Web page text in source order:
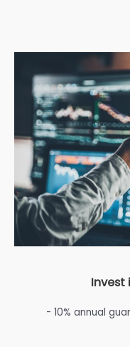
Invest
- 10% annual